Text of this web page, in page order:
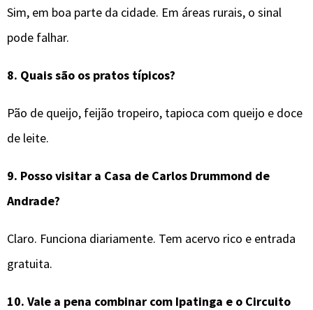
Sim, em boa parte da cidade. Em áreas rurais, o sinal
pode falhar.
8. Quais são os pratos típicos?
Pão de queijo, feijão tropeiro, tapioca com queijo e doce
de leite.
9. Posso visitar a Casa de Carlos Drummond de
Andrade?
Claro. Funciona diariamente. Tem acervo rico e entrada
gratuita.
10. Vale a pena combinar com Ipatinga e o Circuito